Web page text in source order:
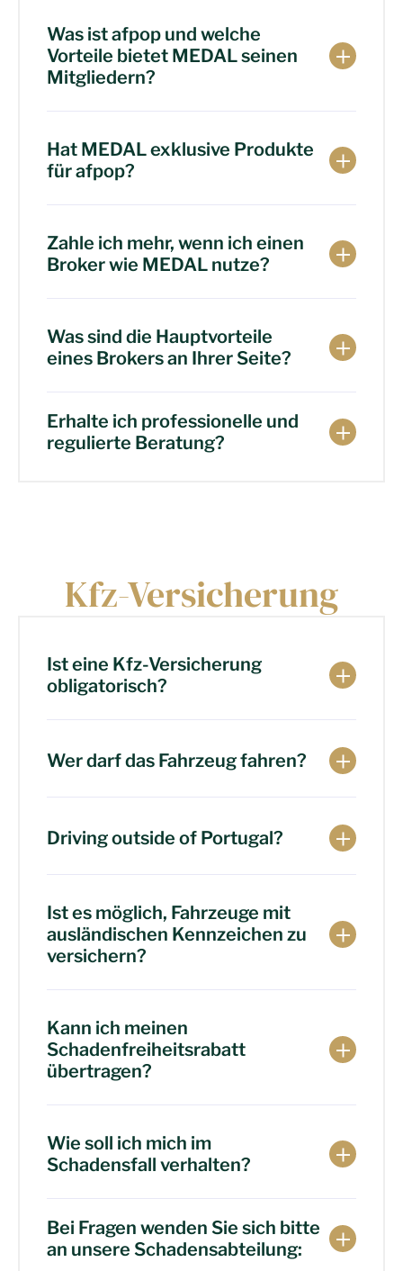
Was ist afpop und welche
Vorteile bietet MEDAL seinen
Mitgliedern?
Hat MEDAL exklusive Produkte
für afpop?
Zahle ich mehr, wenn ich einen
Broker wie MEDAL nutze?
Was sind die Hauptvorteile
eines Brokers an Ihrer Seite?
Erhalte ich professionelle und
regulierte Beratung?
Kfz-Versicherung
Ist eine Kfz-Versicherung
obligatorisch?
Wer darf das Fahrzeug fahren?
Driving outside of Portugal?
Ist es möglich, Fahrzeuge mit
ausländischen Kennzeichen zu
versichern?
Kann ich meinen
Schadenfreiheitsrabatt
übertragen?
Wie soll ich mich im
Schadensfall verhalten?
Bei Fragen wenden Sie sich bitte
an unsere Schadensabteilung: